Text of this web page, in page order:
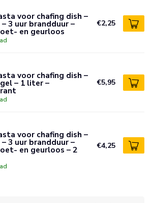
voor chafing dish –
3 uur brandduur –
en geurloos
€2,25
voor chafing dish –
– 1 liter – €5,95
voor chafing dish –
3 uur brandduur –
en geurloos – 2 €4,25